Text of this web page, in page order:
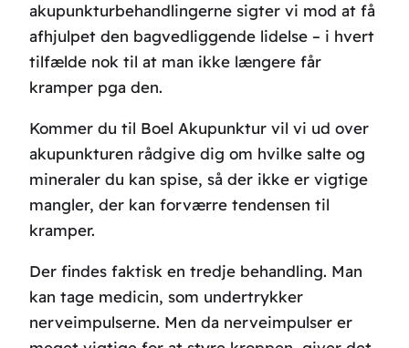
akupunkturbehandlingerne sigter vi mod at få
afhjulpet den bagvedliggende lidelse – i hvert
tilfælde nok til at man ikke længere får
kramper pga den.
Kommer du til Boel Akupunktur vil vi ud over
akupunkturen rådgive dig om hvilke salte og
mineraler du kan spise, så der ikke er vigtige
mangler, der kan forværre tendensen til
kramper.
Der findes faktisk en tredje behandling. Man
kan tage medicin, som undertrykker
nerveimpulserne. Men da nerveimpulser er